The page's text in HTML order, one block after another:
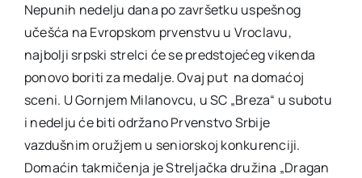
Nepunih nedelju dana po završetku uspešnog
učešća na Evropskom prvenstvu u Vroclavu,
najbolji srpski strelci će se predstojećeg vikenda
ponovo boriti za medalje. Ovaj put na domaćoj
sceni. U Gornjem Milanovcu, u SC „Breza“ u subotu
i nedelju će biti održano Prvenstvo Srbije
vazdušnim oružjem u seniorskoj konkurenciji.
Domaćin takmičenja je Streljačka družina „Dragan